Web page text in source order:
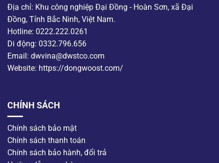
Địa chỉ: Khu công nghiệp Đại Đồng - Hoàn Sơn, xã Đại
Đồng, Tỉnh Bắc Ninh, Việt Nam.
Hotline: 0222.222.0261
Di động: 0332.796.656
Email: dwvina@dwstco.com
Website: https://dongwoost.com/
CHÍNH SÁCH
Chính sách bảo mật
Chính sách thanh toán
Chính sách bảo hành, đổi trả